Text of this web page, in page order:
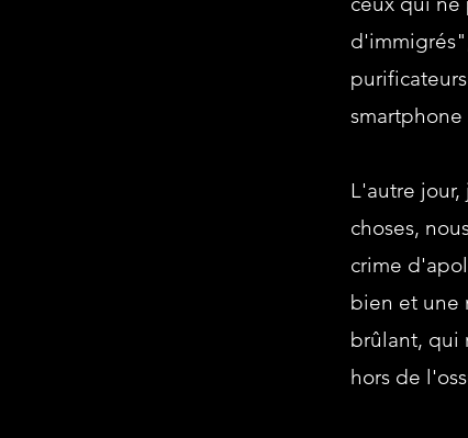
smartphone
L'autre jour,
choses,
crime
bien et une
brûlant, qui
hors de